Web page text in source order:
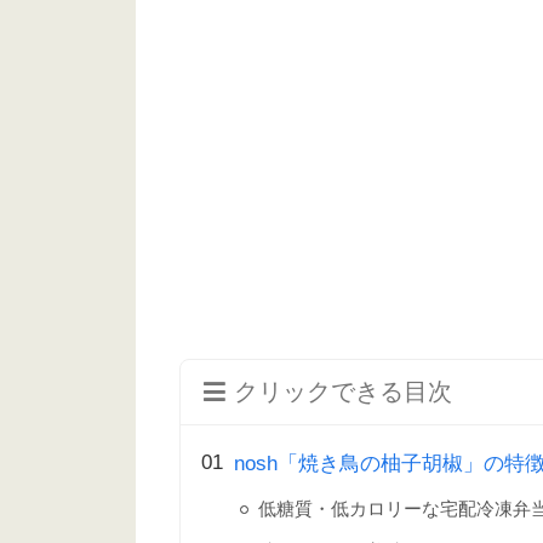
クリックできる目次
nosh「焼き鳥の柚子胡椒」の特
低糖質・低カロリーな宅配冷凍弁